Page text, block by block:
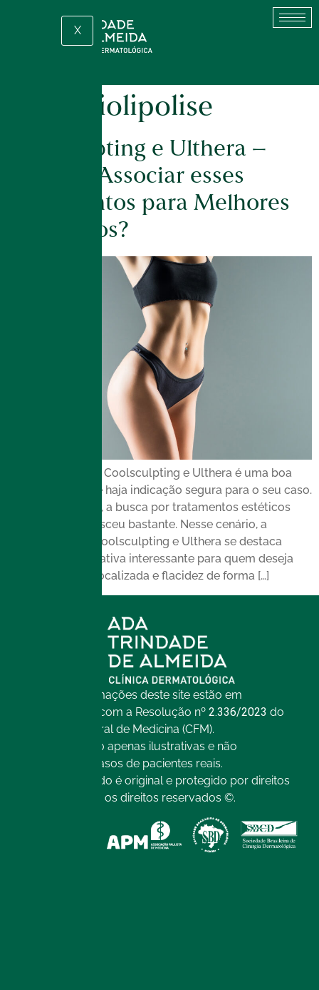
X
criolipolise
Coolsculpting e Ulthera –
Quando Associar esses
Tratamentos para Melhores
Resultados?
A combinação de Coolsculpting e Ulthera é uma boa
opção, desde que haja indicação segura para o seu caso.
Nos últimos anos, a busca por tratamentos estéticos
não invasivos cresceu bastante. Nesse cenário, a
combinação de Coolsculpting e Ulthera se destaca
como uma alternativa interessante para quem deseja
reduzir gordura localizada e flacidez de forma […]
Todas as informações deste site estão em
conformidade com a Resolução nº 2.336/2023 do
Conselho Federal de Medicina (CFM).
As imagens são apenas ilustrativas e não
representam casos de pacientes reais.
Todo o conteúdo é original e protegido por direitos
autorais. Todos os direitos reservados ©.